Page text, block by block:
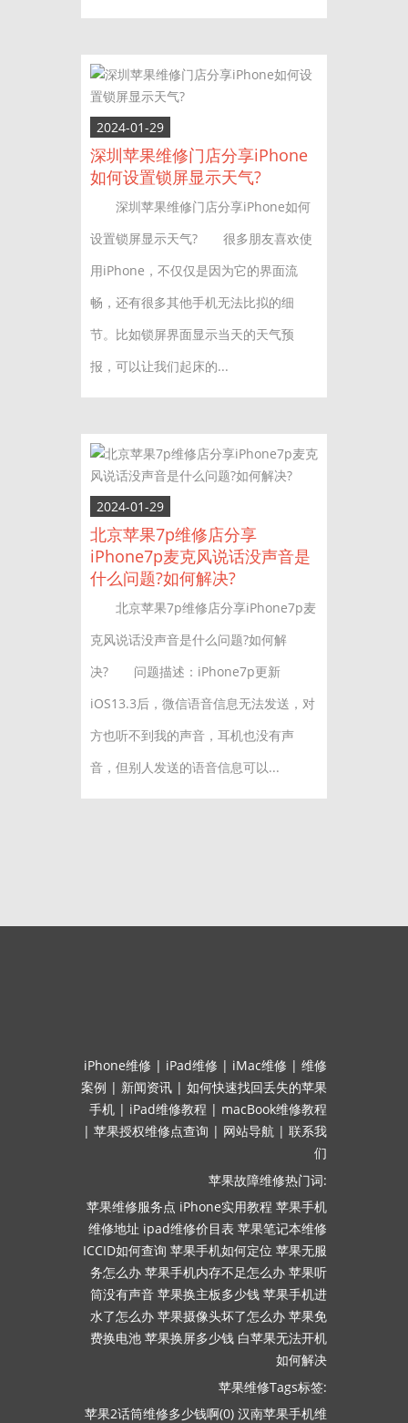
2024-01-29
深圳苹果维修门店分享iPhone
如何设置锁屏显示天气?
深圳苹果维修门店分享iPhone如何
设置锁屏显示天气? 很多朋友喜欢使
用iPhone，不仅仅是因为它的界面流
畅，还有很多其他手机无法比拟的细
节。比如锁屏界面显示当天的天气预
报，可以让我们起床的...
2024-01-29
北京苹果7p维修店分享
iPhone7p麦克风说话没声音是
什么问题?如何解决?
北京苹果7p维修店分享iPhone7p麦
克风说话没声音是什么问题?如何解
决? 问题描述：iPhone7p更新
iOS13.3后，微信语音信息无法发送，对
方也听不到我的声音，耳机也没有声
音，但别人发送的语音信息可以...
iPhone维修 | iPad维修 | iMac维修 | 维修
案例 | 新闻资讯 | 如何快速找回丢失的苹果
手机 | iPad维修教程 | macBook维修教程
| 苹果授权维修点查询 | 网站导航 | 联系我
们
苹果故障维修热门词:
苹果维修服务点 iPhone实用教程 苹果手机
维修地址 ipad维修价目表 苹果笔记本维修
ICCID如何查询 苹果手机如何定位 苹果无服
务怎么办 苹果手机内存不足怎么办 苹果听
筒没有声音 苹果换主板多少钱 苹果手机进
水了怎么办 苹果摄像头坏了怎么办 苹果免
费换电池 苹果换屏多少钱 白苹果无法开机
如何解决
苹果维修Tags标签:
苹果2话筒维修多少钱啊(0) 汉南苹果手机维